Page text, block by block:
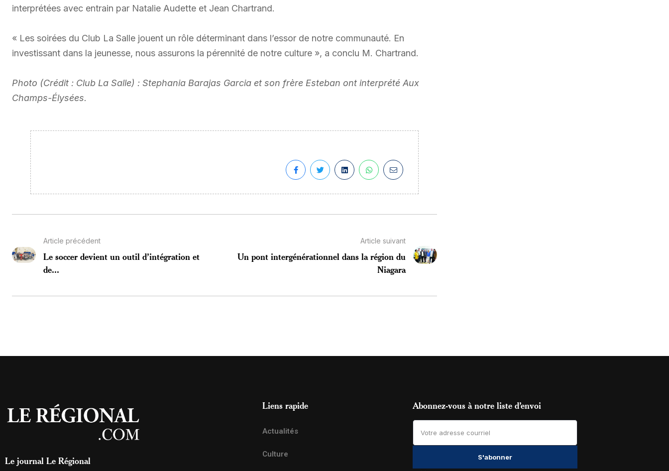
interprétées avec entrain par Natalie Audette et Jean Chartrand.
« Les soirées du Club La Salle jouent un rôle déterminant dans l’essor de notre communauté. En
investissant dans la jeunesse, nous assurons la pérennité de notre culture », a conclu M. Chartrand.
Photo (Crédit : Club La Salle) : Stephania Barajas Garcia et son frère Esteban ont interprété Aux
Champs-Élysées.
Article précédent
Le soccer devient un outil d’intégration et
de...
Article suivant
Un pont intergénérationnel dans la région du
Niagara
Le journal Le Régional
Liens rapide
Actualités
Culture
Abonnez-vous à notre liste d’envoi